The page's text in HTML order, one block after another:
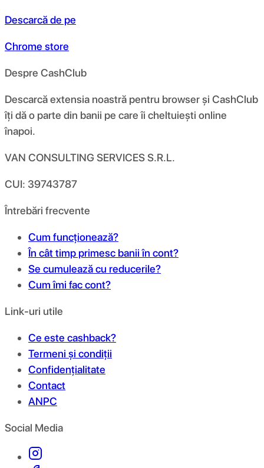
Descarcă de pe
Chrome store
Despre CashClub
Descarcă extensia noastră pentru browser și CashClub
îți dă o parte din banii pe care îi cheltuiești online
înapoi.
VAN CONSULTING SERVICES S.R.L.
CUI: 39743787
Întrebări frecvente
Cum funcționează?
În cât timp primesc banii în cont?
Se cumulează cu reducerile?
Cum îmi fac cont?
Link-uri utile
Ce este cashback?
Termeni și condiții
Confidențialitate
Contact
ANPC
Social Media